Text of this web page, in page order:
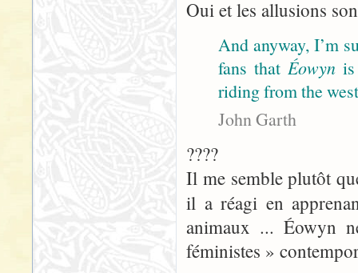
Oui et les allusions
And anyway, I’m
fans that Éowyn
riding from the
John Garth
????
Il me semble plutôt
il a réagi en
animaux ... Éowyn
féministes »